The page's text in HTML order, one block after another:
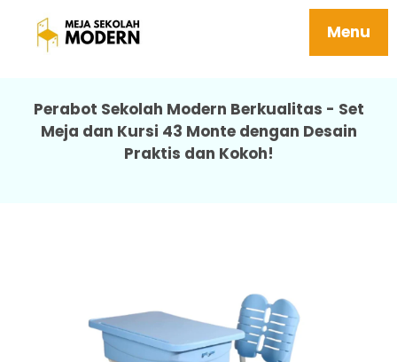
Menu
Meja Sekolah Minimalis Ergonomis
Tersedia Ukuran Sd Smp Sma 43 Monte
Perabot Sekolah Modern Berkualitas - Set
Meja dan Kursi 43 Monte dengan Desain
Praktis dan Kokoh!